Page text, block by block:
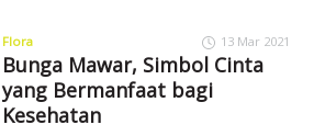
Flora 13 Mar 2021
Bunga Mawar, Simbol Cinta
yang Bermanfaat bagi
Kesehatan